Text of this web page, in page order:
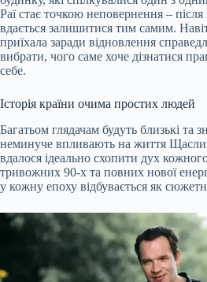
Раї стає точкою неповернення –
вдається залишитися тим самим.
приїхала заради відновлення
вибрати, чого саме хоче дізнатися
себе.
Історія країни очима простих людей
Багатьом глядачам будуть близькі та
неминуче впливають на життя
вдалося ідеально схопити дух
тривожних 90-х та повних нової
у кожну епоху відбувається як